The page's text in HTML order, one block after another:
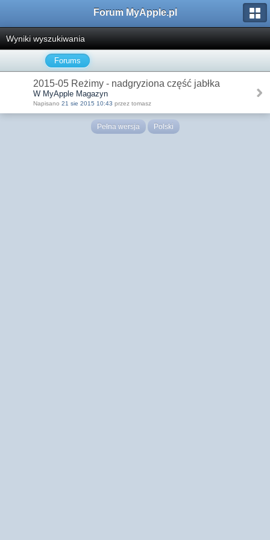
Forum MyApple.pl
Wyniki wyszukiwania
Forums
2015-05 Reżimy - nadgryziona część jabłka
W MyApple Magazyn
Napisano 21 sie 2015 10:43 przez tomasz
Pełna wersja Polski